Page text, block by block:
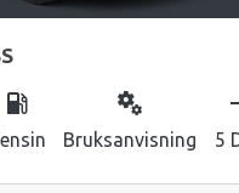
local_gas_station miscellaneous_services
Bruksanvisning 5